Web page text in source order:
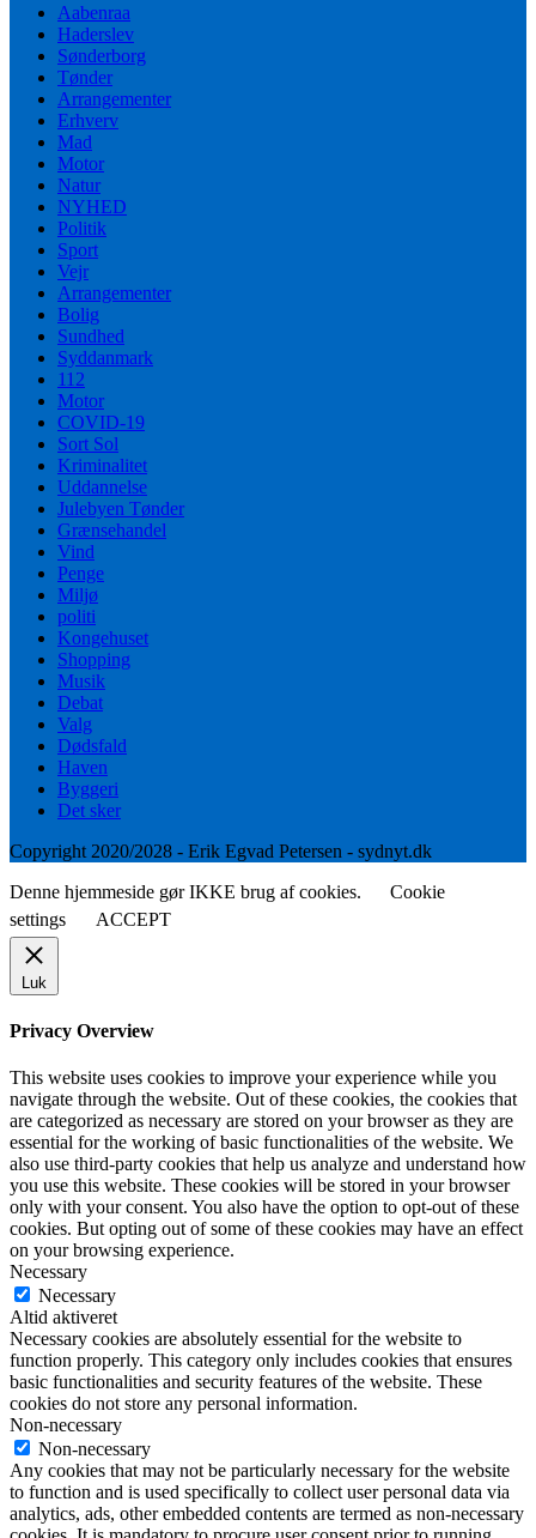
Aabenraa
Haderslev
Sønderborg
Tønder
Arrangementer
Erhverv
Mad
Motor
Natur
NYHED
Politik
Sport
Vejr
Arrangementer
Bolig
Sundhed
Syddanmark
112
Motor
COVID-19
Sort Sol
Kriminalitet
Uddannelse
Julebyen Tønder
Grænsehandel
Vind
Penge
Miljø
politi
Kongehuset
Shopping
Musik
Debat
Valg
Dødsfald
Haven
Byggeri
Det sker
Copyright 2020/2028 - Erik Egvad Petersen - sydnyt.dk
Denne hjemmeside gør IKKE brug af cookies.
Cookie
settings
ACCEPT
Luk
Privacy Overview
This website uses cookies to improve your experience while you
navigate through the website. Out of these cookies, the cookies that
are categorized as necessary are stored on your browser as they are
essential for the working of basic functionalities of the website. We
also use third-party cookies that help us analyze and understand how
you use this website. These cookies will be stored in your browser
only with your consent. You also have the option to opt-out of these
cookies. But opting out of some of these cookies may have an effect
on your browsing experience.
Necessary
Necessary
Altid aktiveret
Necessary cookies are absolutely essential for the website to
function properly. This category only includes cookies that ensures
basic functionalities and security features of the website. These
cookies do not store any personal information.
Non-necessary
Non-necessary
Any cookies that may not be particularly necessary for the website
to function and is used specifically to collect user personal data via
analytics, ads, other embedded contents are termed as non-necessary